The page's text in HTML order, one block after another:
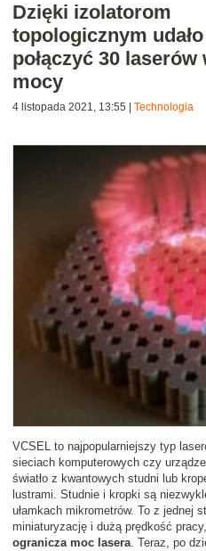
Dzięki izolatorom
topologicznym
połączyć 30
mocy
4 listopada 2021, 13:55 Technologia
VCSEL to najpopularniejszy typ
sieciach komputerowych czy
światło z kwantowych studni lub
lustrami. Studnie i kropki są
ułamkach mikrometrów. To z jednej
miniaturyzację i dużą prędkość
ogranicza moc lasera. Teraz, po